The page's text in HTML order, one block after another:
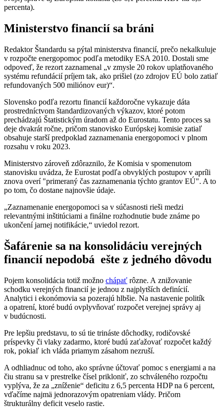
percenta).
Ministerstvo financií sa bráni
Redaktor Štandardu sa pýtal ministerstva financií, prečo nekalkuluje
v rozpočte energopomoc podľa metodiky ESA 2010. Dostali sme
odpoveď, že rezort zaznamenal „v zmysle 20 rokov uplatňovaného
systému refundácií príjem tak, ako prišiel (zo zdrojov EÚ bolo zatiaľ
refundovaných 500 miliónov eur)“.
Slovensko podľa rezortu financií každoročne vykazuje dáta
prostredníctvom štandardizovaných výkazov, ktoré potom
prechádzajú Štatistickým úradom až do Eurostatu. Tento proces sa
deje dvakrát ročne, pričom stanovisko Európskej komisie zatiaľ
obsahuje starší predpoklad zaznamenania energopomoci v plnom
rozsahu v roku 2023.
Ministerstvo zároveň zdôraznilo, že Komisia v spomenutom
stanovisku uvádza, že Eurostat podľa obvyklých postupov v apríli
znova overí "primeraný čas zaznamenania týchto grantov EÚ". A to
po tom, čo dostane najnovšie údaje.
„Zaznamenanie energopomoci sa v súčasnosti rieši medzi
relevantnými inštitúciami a finálne rozhodnutie bude známe po
ukončení jarnej notifikácie,“ uviedol rezort.
Šafárenie sa na konsolidáciu verejných
financií nepodobá ešte z jedného dôvodu
Pojem konsolidácia totiž možno chápať rôzne. A znižovanie
schodku verejných financií je jednou z najplytších definícií.
Analytici i ekonómovia sa pozerajú hlbšie. Na nastavenie politík
a opatrení, ktoré budú ovplyvňovať rozpočet verejnej správy aj
v budúcnosti.
Pre lepšiu predstavu, to sú tie trináste dôchodky, rodičovské
príspevky či vlaky zadarmo, ktoré budú zaťažovať rozpočet každý
rok, pokiaľ ich vláda priamym zásahom nezruší.
A odhliadnuc od toho, ako správne účtovať pomoc s energiami a na
čiu stranu sa v prestrelke čísel prikloniť, zo schváleného rozpočtu
vyplýva, že za „zníženie“ deficitu z 6,5 percenta HDP na 6 percent,
vďačíme najmä jednorazovým opatreniam vlády. Pričom
štrukturálny deficit veselo rastie.